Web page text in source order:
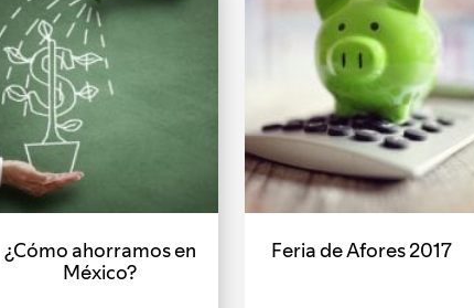
¿Cómo ahorramos en
México?
Feria de Afores 2017